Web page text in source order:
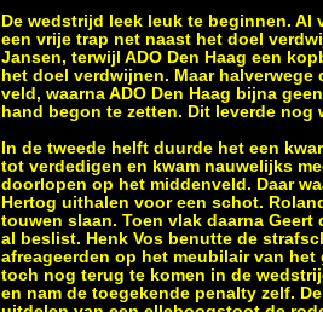
De wedstrijd leek leuk te beginnen.
een vrije trap net naast het doel
Jansen, terwijl ADO Den Haag een
het doel verdwijnen. Maar
veld, waarna ADO Den Haag bijna
hand begon te zetten. Dit leverde
In de tweede helft duurde het een
tot verdedigen en kwam nauwelijks
doorlopen op het middenveld. Daar
Hertog uithalen voor een schot.
touwen slaan. Toen vlak daarna
al beslist. Henk Vos benutte de
afreageerden op het meubilair van
toch nog terug te komen in de
en nam de toegekende penalty zelf.